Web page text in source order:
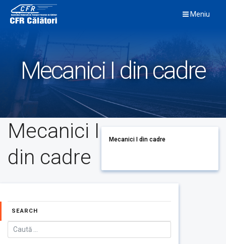
content
Meniu
Mecanici I din cadre
Mecanici I
din cadre
Mecanici I din cadre
SEARCH